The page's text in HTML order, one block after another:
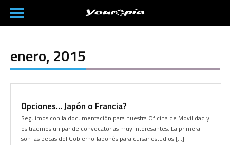
enero, 2015
Opciones… Japón o Francia?
Seguimos con la documentación para nuestra Oficina de Movilidad y
os traemos un par de convocatorias muy interesantes. La primera
son las becas del Gobierno Japonés para cursar estudios […]